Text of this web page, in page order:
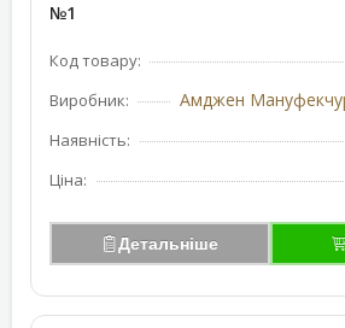
№1
Код товару:
Виробник: Амджен
Наявність:
Ціна:
Детальніше